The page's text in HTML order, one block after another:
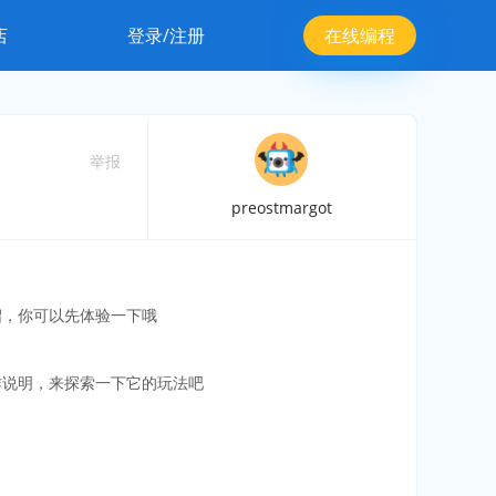
登录/注册 在线编程
举报
preostmargot
你可以先体验一下哦
明，来探索一下它的玩法吧